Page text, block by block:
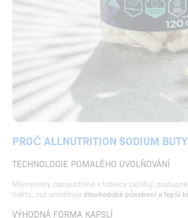
PROČ ALLNUTRITION SODIUM
TECHNOLOGIE POMALÉHO UVOLŇOVÁNÍ
Mikropelety zapouzdřené v tobolce zajišťují
traktu, což umožňuje dlouhodobé působení a lepší
VÝHODNÁ FORMA KAPSLÍ